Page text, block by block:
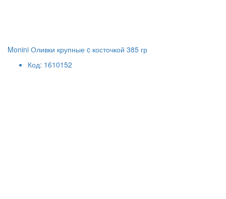
Monini Оливки крупные c косточкой 385 гр
Код: 1610152